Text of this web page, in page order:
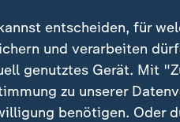
Ministerpräsident von Baden-
die Nietzard vertrete,
entscheiden, für
und verarbeiten
genutztes Gerät. Mit
zu unserer
benötigen. Oder